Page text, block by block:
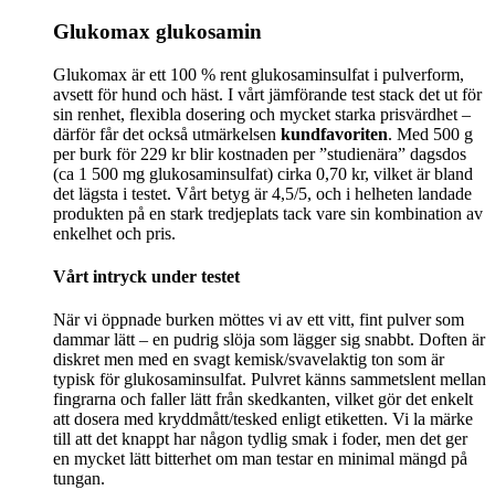
Glukomax glukosamin
Glukomax är ett 100 % rent glukosaminsulfat i pulverform,
avsett för hund och häst. I vårt jämförande test stack det ut för
sin renhet, flexibla dosering och mycket starka prisvärdhet –
därför får det också utmärkelsen kundfavoriten. Med 500 g
per burk för 229 kr blir kostnaden per ”studienära” dagsdos
(ca 1 500 mg glukosaminsulfat) cirka 0,70 kr, vilket är bland
det lägsta i testet. Vårt betyg är 4,5/5, och i helheten landade
produkten på en stark tredjeplats tack vare sin kombination av
enkelhet och pris.
Vårt intryck under testet
När vi öppnade burken möttes vi av ett vitt, fint pulver som
dammar lätt – en pudrig slöja som lägger sig snabbt. Doften är
diskret men med en svagt kemisk/svavelaktig ton som är
typisk för glukosaminsulfat. Pulvret känns sammetslent mellan
fingrarna och faller lätt från skedkanten, vilket gör det enkelt
att dosera med kryddmått/tesked enligt etiketten. Vi la märke
till att det knappt har någon tydlig smak i foder, men det ger
en mycket lätt bitterhet om man testar en minimal mängd på
tungan.